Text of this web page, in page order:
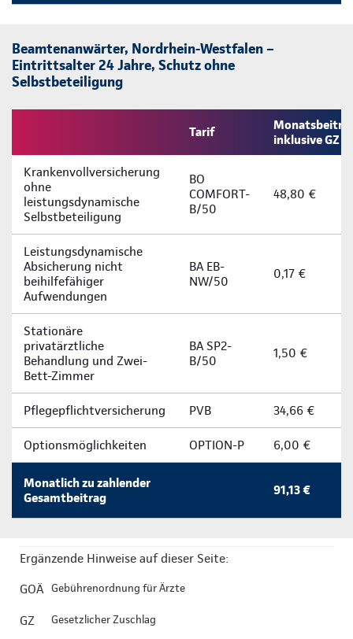
Beamtenanwärter, Nordrhein-Westfalen –
Eintrittsalter 24 Jahre, Schutz ohne
Selbstbeteiligung
Tarif
inklusive GZ
Krankenvollversicherung
ohne
leistungsdynamische
Selbstbeteiligung
BO
COMFORT-
B/50
48,80 €
Leistungsdynamische
Absicherung nicht
beihilfefähiger
Aufwendungen
BA EB-
NW/50
0,17 €
Stationäre
privatärztliche
Behandlung und Zwei-
Bett-Zimmer
BA SP2-
B/50
1,50 €
Pflegepflichtversicherung PVB 34,66 €
Optionsmöglichkeiten OPTION-P 6,00 €
Monatlich zu zahlender
Gesamtbeitrag
91,13 €
Ergänzende Hinweise auf dieser Seite:
GOÄ Gebührenordnung für Ärzte
GZ Gesetzlicher Zuschlag